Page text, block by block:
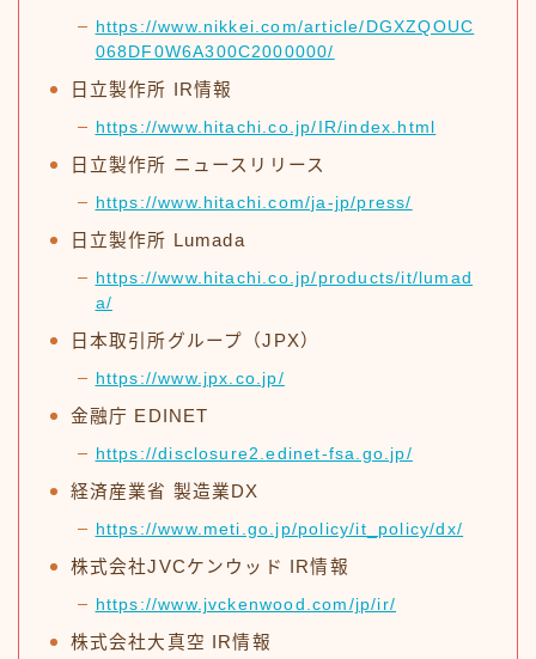
https://www.nikkei.com/article/DGXZQOUC
068DF0W6A300C2000000/
日立製作所 IR情報
https://www.hitachi.co.jp/IR/index.html
日立製作所 ニュースリリース
https://www.hitachi.com/ja-jp/press/
日立製作所 Lumada
https://www.hitachi.co.jp/products/it/lumad
a/
日本取引所グループ（JPX）
https://www.jpx.co.jp/
金融庁 EDINET
https://disclosure2.edinet-fsa.go.jp/
経済産業省 製造業DX
https://www.meti.go.jp/policy/it_policy/dx/
株式会社JVCケンウッド IR情報
https://www.jvckenwood.com/jp/ir/
株式会社大真空 IR情報